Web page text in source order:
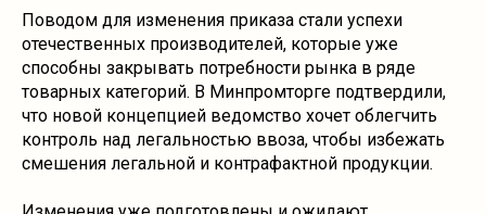
Поводом для изменения приказа стали успехи
отечественных производителей, которые уже
способны закрывать потребности рынка в ряде
товарных категорий. В Минпромторге подтвердили,
что новой концепцией ведомство хочет облегчить
контроль над легальностью ввоза, чтобы избежать
смешения легальной и контрафактной продукции.